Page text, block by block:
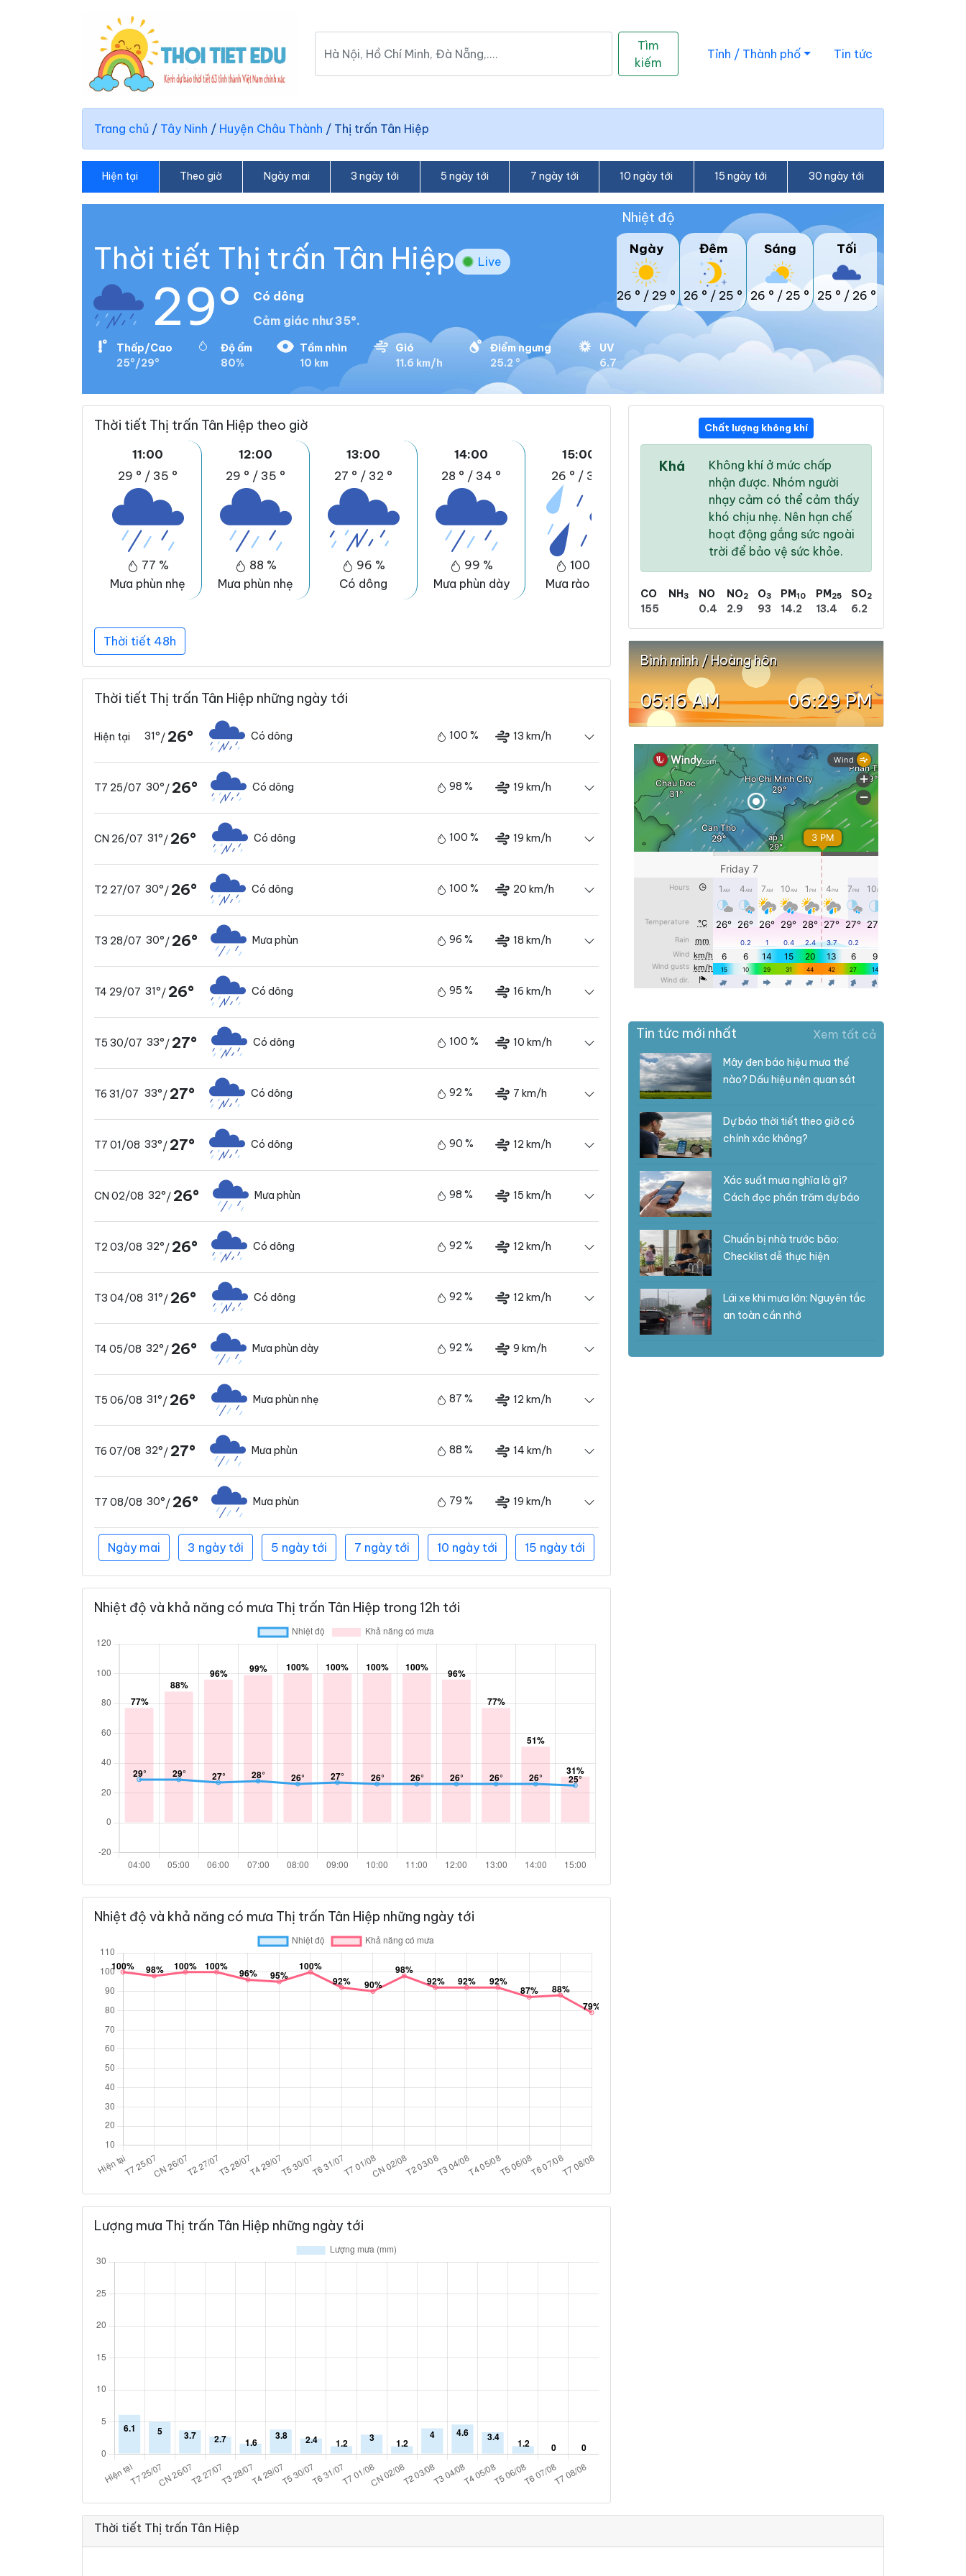
Tìm
kiếm
Tỉnh / Thành phố Tin tức
Trang chủ / Tây Ninh / Huyện Châu Thành / Thị trấn Tân Hiệp
Hiện tại Theo giờ Ngày mai 3 ngày tới 5 ngày tới 7 ngày tới 10 ngày tới 15 ngày tới 30 ngày tới
Thời tiết Thị trấn Tân Hiệp Live
29°
Có dông
Cảm giác như 35°.
Thấp/Cao
25°/29°
Độ ẩm
80%
Tầm nhìn
10 km
Gió
11.6 km/h
Điểm ngưng
25.2 °
UV
6.7
Nhiệt độ
Ngày
26 ° / 29 °
Đêm
26 ° / 25 °
Sáng
26 ° / 25 °
Tối
25 ° / 26 °
Thời tiết Thị trấn Tân Hiệp theo giờ
11:00
29 ° / 35 °
77 %
Mưa phùn nhẹ
12:00
29 ° / 35 °
88 %
Mưa phùn nhẹ
13:00
27 ° / 32 °
96 %
Có dông
14:00
28 ° / 34 °
99 %
Mưa phùn dày
15:00
26 ° / 31 °
100 %
Mưa rào nhẹ
27 °/
26 °/
Thời tiết 48h
Thời tiết Thị trấn Tân Hiệp những ngày tới
Hiện tại 31°/ 26° Có dông 100 % 13 km/h
T7 25/07 30°/ 26° Có dông 98 % 19 km/h
CN 26/07 31°/ 26° Có dông 100 % 19 km/h
T2 27/07 30°/ 26° Có dông 100 % 20 km/h
T3 28/07 30°/ 26° Mưa phùn 96 % 18 km/h
T4 29/07 31°/ 26° Có dông 95 % 16 km/h
T5 30/07 33°/ 27° Có dông 100 % 10 km/h
T6 31/07 33°/ 27° Có dông 92 % 7 km/h
T7 01/08 33°/ 27° Có dông 90 % 12 km/h
CN 02/08 32°/ 26° Mưa phùn 98 % 15 km/h
T2 03/08 32°/ 26° Có dông 92 % 12 km/h
T3 04/08 31°/ 26° Có dông 92 % 12 km/h
T4 05/08 32°/ 26° Mưa phùn dày 92 % 9 km/h
T5 06/08 31°/ 26° Mưa phùn nhẹ 87 % 12 km/h
T6 07/08 32°/ 27° Mưa phùn 88 % 14 km/h
T7 08/08 30°/ 26° Mưa phùn 79 % 19 km/h
Ngày mai 3 ngày tới 5 ngày tới 7 ngày tới 10 ngày tới 15 ngày tới
Nhiệt độ và khả năng có mưa Thị trấn Tân Hiệp trong 12h tới
Nhiệt độ và khả năng có mưa Thị trấn Tân Hiệp những ngày tới
Lượng mưa Thị trấn Tân Hiệp những ngày tới
Chất lượng không khí
Khá
Không khí ở mức chấp
nhận được. Nhóm người
nhạy cảm có thể cảm thấy
khó chịu nhẹ. Nên hạn chế
hoạt động gắng sức ngoài
trời để bảo vệ sức khỏe.
CO
155
NH3
NO
0.4
NO2
2.9
O3
93
PM10
14.2
PM25
13.4
SO2
6.2
Bình minh / Hoàng hôn
05:16 AM 06:29 PM
Tin tức mới nhất Xem tất cả
Mây đen báo hiệu mưa thế
nào? Dấu hiệu nên quan sát
Dự báo thời tiết theo giờ có
chính xác không?
Xác suất mưa nghĩa là gì?
Cách đọc phần trăm dự báo
Chuẩn bị nhà trước bão:
Checklist dễ thực hiện
Lái xe khi mưa lớn: Nguyên tắc
an toàn cần nhớ
Thời tiết Thị trấn Tân Hiệp